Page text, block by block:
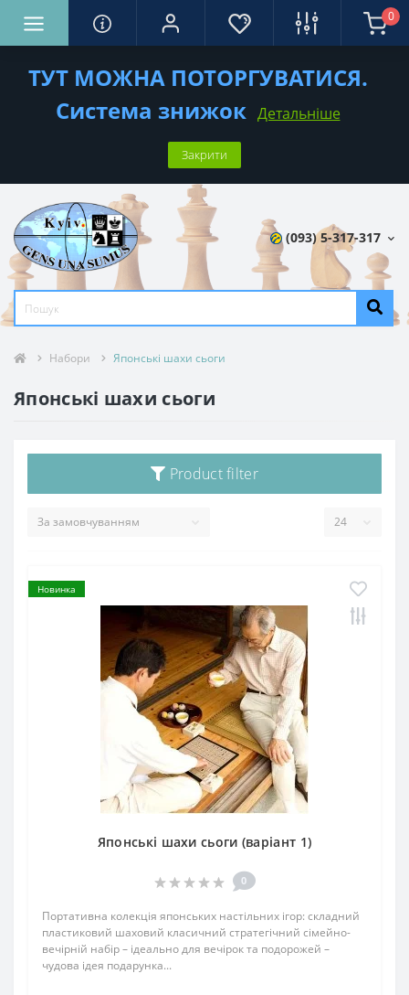
ТУТ МОЖНА ПОТОРГУВАТИСЯ.
Система знижок Детальніше
Закрити
0
(093) 5-317-317
Набори Японські шахи сьоги
Японські шахи сьоги
Product filter
Новинка
Японські шахи сьоги (варіант 1)
0
Портативна колекція японських настільних ігор: складний
пластиковий шаховий класичний стратегічний сімейно-
вечірній набір – ідеально для вечірок та подорожей –
чудова ідея подарунка...